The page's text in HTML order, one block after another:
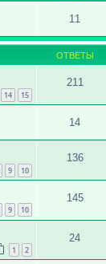
11
ОТВЕТЫ
14 15
211
14
9 10
136
9 10
145
1 2
24